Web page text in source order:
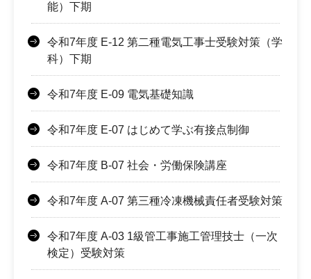
能）下期
令和7年度 E-12 第二種電気工事士受験対策（学
科）下期
令和7年度 E-09 電気基礎知識
令和7年度 E-07 はじめて学ぶ有接点制御
令和7年度 B-07 社会・労働保険講座
令和7年度 A-07 第三種冷凍機械責任者受験対策
令和7年度 A-03 1級管工事施工管理技士（一次
検定）受験対策